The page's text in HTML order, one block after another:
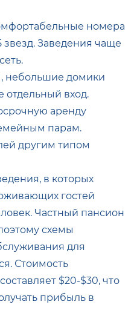
номера
звезд. Заведения чаще
небольшие домики
вход.
аренду
парам.
другим типом
в которых
гостей
Частный пансион
схемы
для
Стоимость
$20-$30, что
прибыль в